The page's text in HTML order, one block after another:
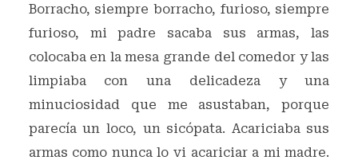
Borracho, siempre borracho, furioso, siempre
furioso, mi padre sacaba sus armas, las
colocaba en la mesa grande del comedor y las
limpiaba con una delicadeza y una
minuciosidad que me asustaban, porque
parecía un loco, un sicópata. Acariciaba sus
armas como nunca lo vi acariciar a mi madre.